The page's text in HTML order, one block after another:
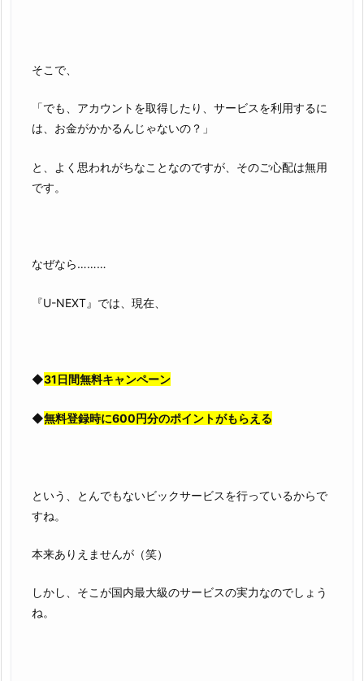
そこで、
「でも、アカウントを取得したり、サービスを利用するに
は、お金がかかるんじゃないの？」
と、よく思われがちなことなのですが、そのご心配は無用
です。
なぜなら………
『U-NEXT』では、現在、
◆31日間無料キャンペーン
◆無料登録時に600円分のポイントがもらえる
という、とんでもないビックサービスを行っているからで
すね。
本来ありえませんが（笑）
しかし、そこが国内最大級のサービスの実力なのでしょう
ね。